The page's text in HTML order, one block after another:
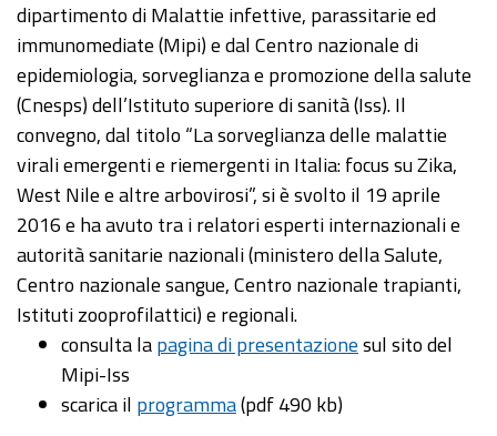
dipartimento di Malattie infettive, parassitarie ed
immunomediate (Mipi) e dal Centro nazionale di
epidemiologia, sorveglianza e promozione della salute
(Cnesps) dell’Istituto superiore di sanità (Iss). Il
convegno, dal titolo “La sorveglianza delle malattie
virali emergenti e riemergenti in Italia: focus su Zika,
West Nile e altre arbovirosi”, si è svolto il 19 aprile
2016 e ha avuto tra i relatori esperti internazionali e
autorità sanitarie nazionali (ministero della Salute,
Centro nazionale sangue, Centro nazionale trapianti,
Istituti zooprofilattici) e regionali.
consulta lapagina di presentazionesul sito del
Mipi-Iss
scarica il programma(pdf 490 kb)